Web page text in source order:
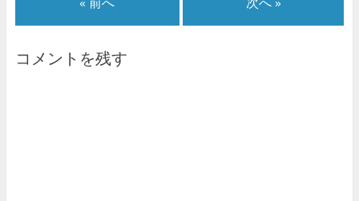
コメントを残す